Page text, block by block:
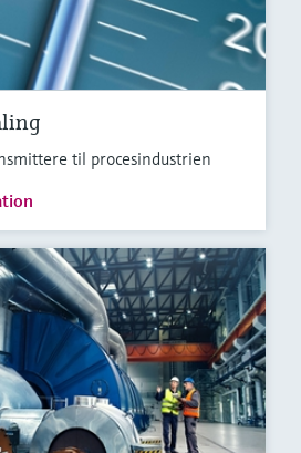
til procesindustrien